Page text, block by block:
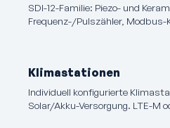
SDI-12-Familie: Piezo- und
Frequenz-/Pulszähler,
Klimastationen
Individuell konfigurierte
Solar/Akku-Versorgung. LTE-M